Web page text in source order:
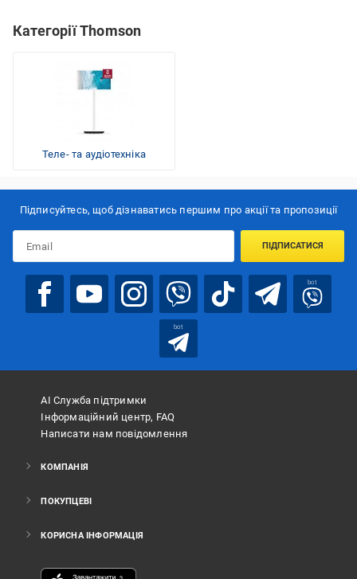
Категорії Thomson
Теле- та аудіотехніка
Підписуйтесь, щоб дізнаватись першим про акції та пропозиції
ПІДПИСАТИСЯ
bot
bot
АІ Служба підтримки
Інформаційний центр, FAQ
Написати нам повідомлення
КОМПАНІЯ
ПОКУПЦЕВІ
КОРИСНА ІНФОРМАЦІЯ